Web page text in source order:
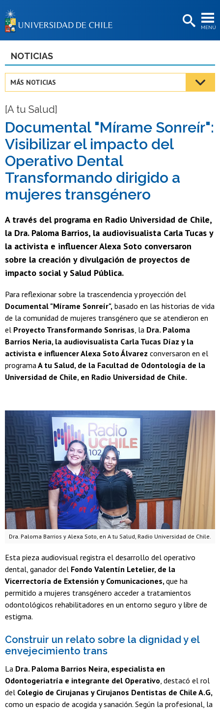
MENÚ
BIBLIOTECAS
Estudiantes
Funcionarias/os
Egresadas/os
NOTICIAS
MÁS NOTICIAS
[A tu Salud]
Documental "Mírame Sonreír":
Visibilizar el impacto del
Operativo Dental
Transformando dirigido a
mujeres transgénero
A través del programa en Radio Universidad de Chile,
la Dra. Paloma Barrios, la audiovisualista Carla Tucas y
la activista e influencer Alexa Soto conversaron
sobre la creación y divulgación de proyectos de
impacto social y Salud Pública.
Para reflexionar sobre la trascendencia y proyección del
Documental "Mírame Sonreír", basado en las historias de vida
de la comunidad de mujeres transgénero que se atendieron en
el Proyecto Transformando Sonrisas, la Dra. Paloma
Barrios Neria, la audiovisualista Carla Tucas Díaz y la
activista e influencer Alexa Soto Álvarez conversaron en el
programaA tu Salud, de la Facultad de Odontología de la
Universidad de Chile, en Radio Universidad de Chile.
Dra. Paloma Barrios y Alexa Soto, en A tu Salud, Radio Universidad de Chile.
Esta pieza audiovisual registra el desarrollo del operativo
dental, ganador del Fondo Valentín Letelier, de la
Vicerrectoría de Extensión y Comunicaciones,que ha
permitido a mujeres transgénero acceder a tratamientos
odontológicos rehabilitadores en un entorno seguro y libre de
estigma.
Construir un relato sobre la dignidad y el
envejecimiento trans
La Dra. Paloma Barrios Neira, especialista en
Odontogeriatría e integrante del Operativo , destacó el rol
del Colegio de Cirujanas y Cirujanos Dentistas de Chile A.G,
como un espacio de acogida y sanación. Según la profesional, la